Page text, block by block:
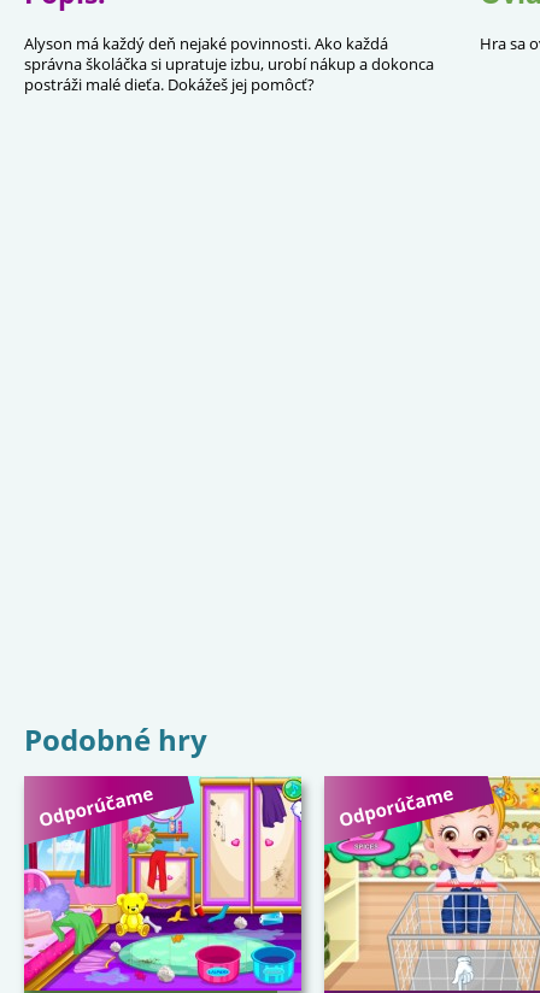
Alyson má každý deň nejaké povinnosti. Ako každá
správna školáčka si upratuje izbu, urobí nákup a dokonca
postráži malé dieťa. Dokážeš jej pomôcť?
Hra sa
Podobné hry